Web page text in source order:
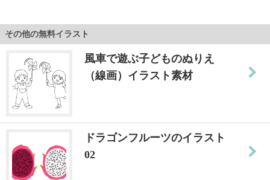
その他の無料イラスト
風車で遊ぶ子どものぬりえ
（線画）イラスト素材
ドラゴンフルーツのイラスト
02